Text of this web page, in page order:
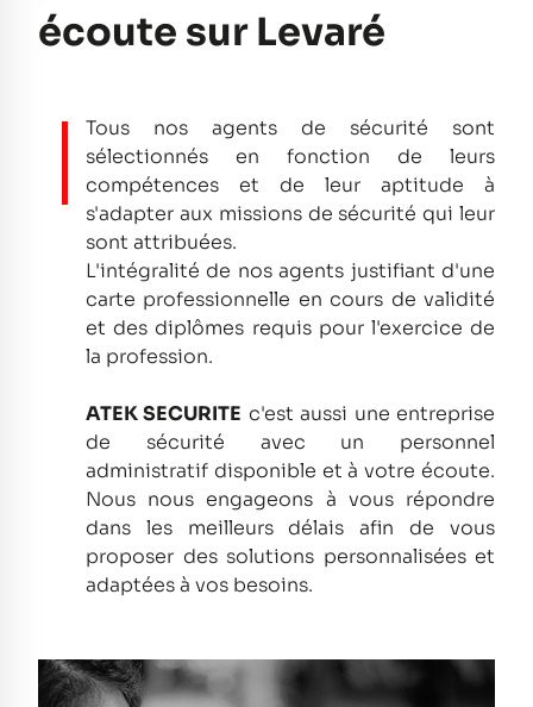
écoute sur Levaré
Tous nos agents de sécurité sont
sélectionnés en fonction de leurs
compétences et de leur aptitude à
s'adapter aux missions de sécurité qui leur
sont attribuées.
L'intégralité de nos agents justifiant d'une
carte professionnelle en cours de validité
et des diplômes requis pour l'exercice de
la profession.
ATEK SECURITE c'est aussi une entreprise
de sécurité avec un personnel
administratif disponible et à votre écoute.
Nous nous engageons à vous répondre
dans les meilleurs délais afin de vous
proposer des solutions personnalisées et
adaptées à vos besoins.